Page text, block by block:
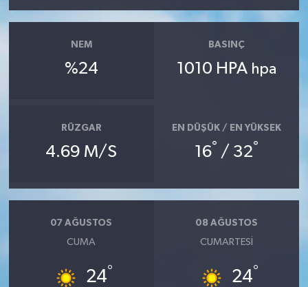
NEM
%24
BASINÇ
1010 HPA hpa
RÜZGAR
4.69 M/S
EN DÜŞÜK / EN YÜKSEK
16° / 32°
07 AĞUSTOS
CUMA
24°
08 AĞUSTOS
CUMARTESI
24°